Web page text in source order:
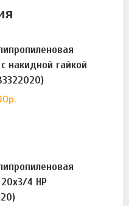
накидной гайкой
р.
4 НР